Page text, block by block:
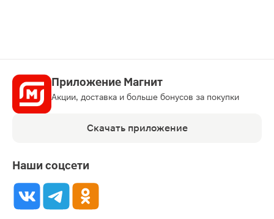
Приложение Магнит
Акции, доставка и больше бонусов за покупки
Скачать приложение
Наши соцсети